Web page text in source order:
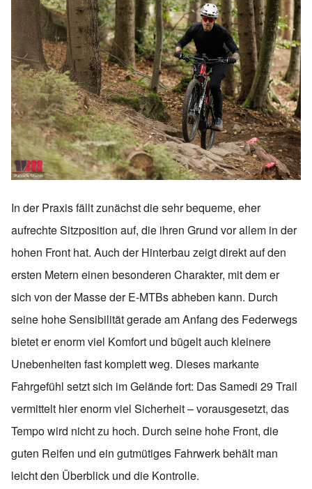
In der Praxis fällt zunächst die sehr bequeme, eher
aufrechte Sitzposition auf, die ihren Grund vor allem in der
hohen Front hat. Auch der Hinterbau zeigt direkt auf den
ersten Metern einen besonderen Charakter, mit dem er
sich von der Masse der E-MTBs abheben kann. Durch
seine hohe Sensibilität gerade am Anfang des Federwegs
bietet er enorm viel Komfort und bügelt auch kleinere
Unebenheiten fast komplett weg. Dieses markante
Fahrgefühl setzt sich im Gelände fort: Das Samedi 29 Trail
vermittelt hier enorm viel Sicherheit – vorausgesetzt, das
Tempo wird nicht zu hoch. Durch seine hohe Front, die
guten Reifen und ein gutmütiges Fahrwerk behält man
leicht den Überblick und die Kontrolle.